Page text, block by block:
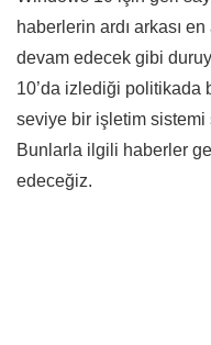
haberlerin ardı arkası
devam edecek gibi
10’da izlediği politikada
seviye bir işletim sistemi
Bunlarla ilgili haberler
edeceğiz.